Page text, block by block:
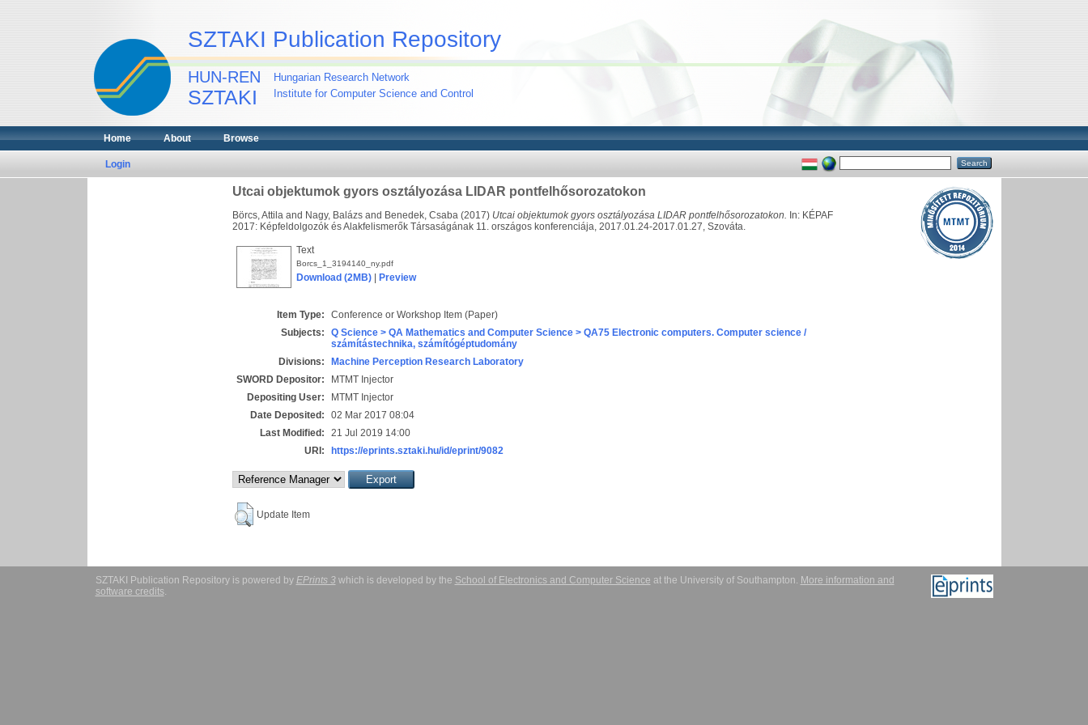
SZTAKI Publication Repository
HUN-REN
SZTAKI
Hungarian Research Network
Institute for Computer Science and Control
Home About Browse
Login
Utcai objektumok gyors osztályozása LIDAR pontfelhősorozatokon
Börcs, Attila and Nagy, Balázs and Benedek, Csaba (2017) Utcai objektumok gyors osztályozása LIDAR pontfelhősorozatokon. In: KÉPAF
2017: Képfeldolgozók és Alakfelismerők Társaságának 11. országos konferenciája, 2017.01.24-2017.01.27, Szováta.
Text
Borcs_1_3194140_ny.pdf
Download (2MB) Preview
Item Type:
Conference or Workshop Item (Paper)
Subjects:
Q Science > QA Mathematics and Computer Science > QA75 Electronic computers. Computer science /
számítástechnika, számítógéptudomány
Divisions:
Machine Perception Research Laboratory
SWORD Depositor:
MTMT Injector
Depositing User:
MTMT Injector
Date Deposited:
02 Mar 2017 08:04
Last Modified:
21 Jul 2019 14:00
URI:
https://eprints.sztaki.hu/id/eprint/9082
Update Item
SZTAKI Publication Repository is powered by EPrints 3which is developed by the School of Electronics and Computer Science at the University of Southampton. More information and
software credits.